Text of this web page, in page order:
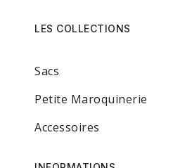
LES COLLECTIONS
Sacs
Petite Maroquinerie
Accessoires